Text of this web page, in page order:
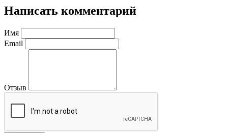
Написать комментарий
Имя
Email
Отзыв